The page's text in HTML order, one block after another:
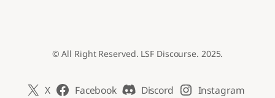
© All Right Reserved. LSF Discourse. 2025.
X Facebook Discord Instagram